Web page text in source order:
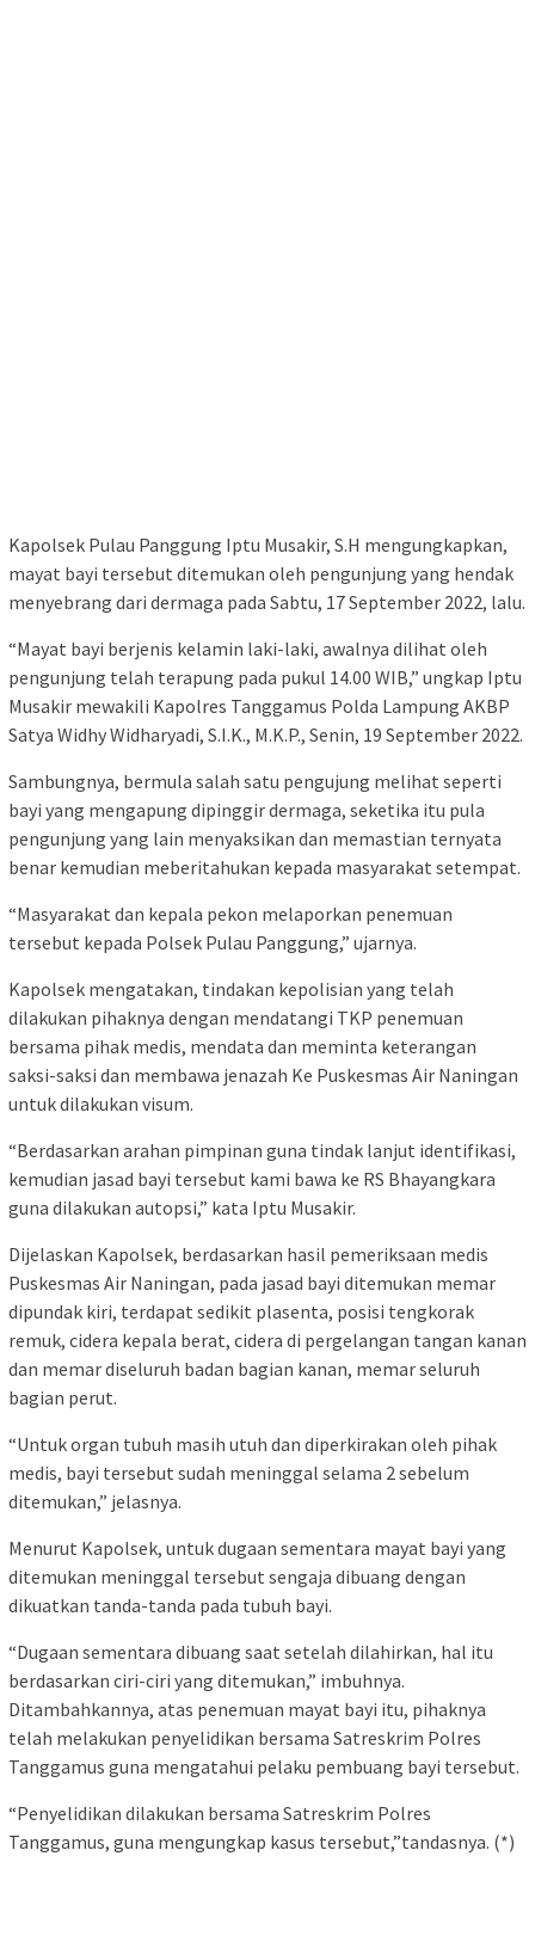
Kapolsek Pulau Panggung Iptu Musakir, S.H mengungkapkan,
mayat bayi tersebut ditemukan oleh pengunjung yang hendak
menyebrang dari dermaga pada Sabtu, 17 September 2022, lalu.
“Mayat bayi berjenis kelamin laki-laki, awalnya dilihat oleh
pengunjung telah terapung pada pukul 14.00 WIB,” ungkap Iptu
Musakir mewakili Kapolres Tanggamus Polda Lampung AKBP
Satya Widhy Widharyadi, S.I.K., M.K.P., Senin, 19 September 2022.
Sambungnya, bermula salah satu pengujung melihat seperti
bayi yang mengapung dipinggir dermaga, seketika itu pula
pengunjung yang lain menyaksikan dan memastian ternyata
benar kemudian meberitahukan kepada masyarakat setempat.
“Masyarakat dan kepala pekon melaporkan penemuan
tersebut kepada Polsek Pulau Panggung,” ujarnya.
Kapolsek mengatakan, tindakan kepolisian yang telah
dilakukan pihaknya dengan mendatangi TKP penemuan
bersama pihak medis, mendata dan meminta keterangan
saksi-saksi dan membawa jenazah Ke Puskesmas Air Naningan
untuk dilakukan visum.
“Berdasarkan arahan pimpinan guna tindak lanjut identifikasi,
kemudian jasad bayi tersebut kami bawa ke RS Bhayangkara
guna dilakukan autopsi,” kata Iptu Musakir.
Dijelaskan Kapolsek, berdasarkan hasil pemeriksaan medis
Puskesmas Air Naningan, pada jasad bayi ditemukan memar
dipundak kiri, terdapat sedikit plasenta, posisi tengkorak
remuk, cidera kepala berat, cidera di pergelangan tangan kanan
dan memar diseluruh badan bagian kanan, memar seluruh
bagian perut.
“Untuk organ tubuh masih utuh dan diperkirakan oleh pihak
medis, bayi tersebut sudah meninggal selama 2 sebelum
ditemukan,” jelasnya.
Menurut Kapolsek, untuk dugaan sementara mayat bayi yang
ditemukan meninggal tersebut sengaja dibuang dengan
dikuatkan tanda-tanda pada tubuh bayi.
“Dugaan sementara dibuang saat setelah dilahirkan, hal itu
berdasarkan ciri-ciri yang ditemukan,” imbuhnya.
Ditambahkannya, atas penemuan mayat bayi itu, pihaknya
telah melakukan penyelidikan bersama Satreskrim Polres
Tanggamus guna mengatahui pelaku pembuang bayi tersebut.
“Penyelidikan dilakukan bersama Satreskrim Polres
Tanggamus, guna mengungkap kasus tersebut,”tandasnya. (*)